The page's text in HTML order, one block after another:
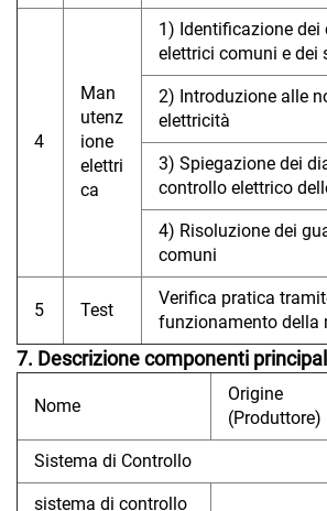
4
Man
utenz
ione
elettri
ca
1) Identificazione dei
elettrici comuni e dei
2) Introduzione alle
elettricità
3) Spiegazione dei
controllo elettrico
4) Risoluzione dei
comuni
5 Test
Verifica pratica
funzionamento della
7. Descrizione componenti
Nome
Origine
(Produttore)
Sistema di Controllo
sistema di controllo